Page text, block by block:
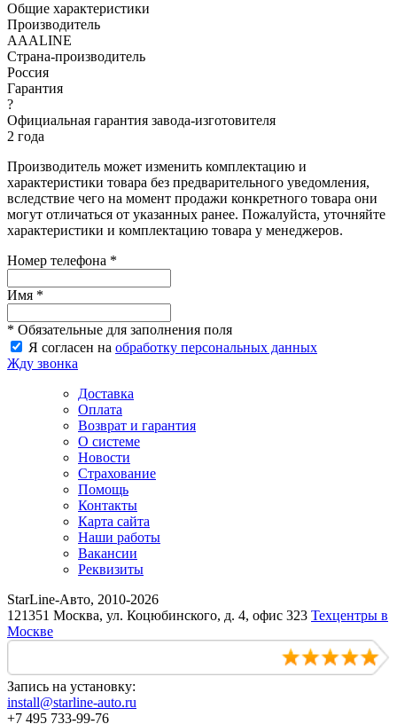
Общие характеристики
Производитель
AAALINE
Страна-производитель
Россия
Гарантия
?
Официальная гарантия завода-изготовителя
2 года
Производитель может изменить комплектацию и
характеристики товара без предварительного уведомления,
вследствие чего на момент продажи конкретного товара они
могут отличаться от указанных ранее. Пожалуйста, уточняйте
характеристики и комплектацию товара у менеджеров.
Номер телефона *
Имя *
* Обязательные для заполнения поля
Я согласен на обработку персональных данных
Жду звонка
Доставка
Оплата
Возврат и гарантия
О системе
Новости
Страхование
Помощь
Контакты
Карта сайта
Наши работы
Вакансии
Реквизиты
StarLine-Авто, 2010-2026
121351 Москва, ул. Коцюбинского, д. 4, офис 323 Техцентры в
Москве
Запись на установку:
install@starline-auto.ru
+7 495 733-99-76